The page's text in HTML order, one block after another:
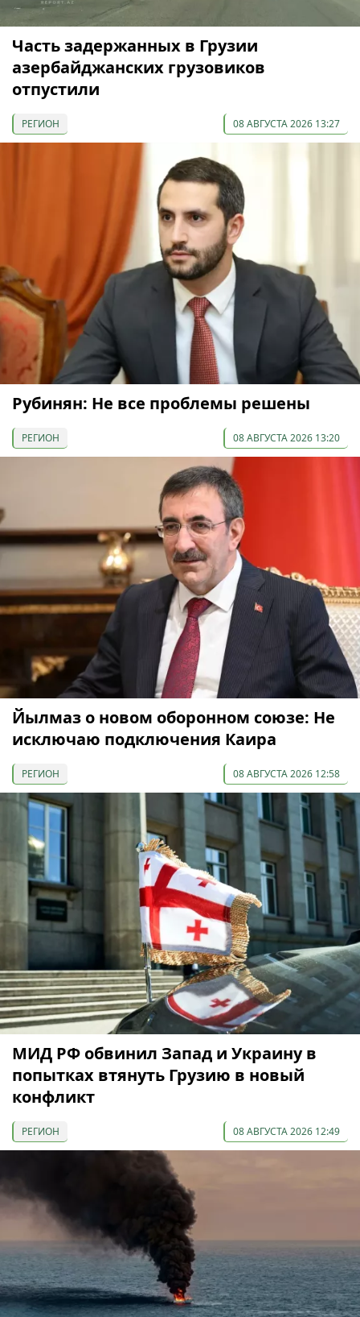
Часть задержанных в Грузии
азербайджанских грузовиков
отпустили
РЕГИОН 08 АВГУСТА 2026 13:27
Рубинян: Не все проблемы решены
РЕГИОН 08 АВГУСТА 2026 13:20
Йылмаз о новом оборонном союзе: Не
исключаю подключения Каира
РЕГИОН 08 АВГУСТА 2026 12:58
МИД РФ обвинил Запад и Украину в
попытках втянуть Грузию в новый
конфликт
РЕГИОН 08 АВГУСТА 2026 12:49